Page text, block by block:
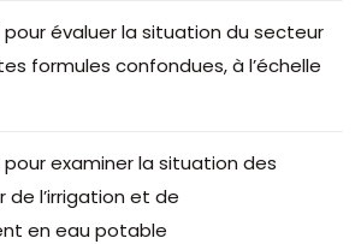
pour évaluer la situation du secteur
formules confondues, à l’échelle
examiner la situation des
l’irrigation et de
en eau potable